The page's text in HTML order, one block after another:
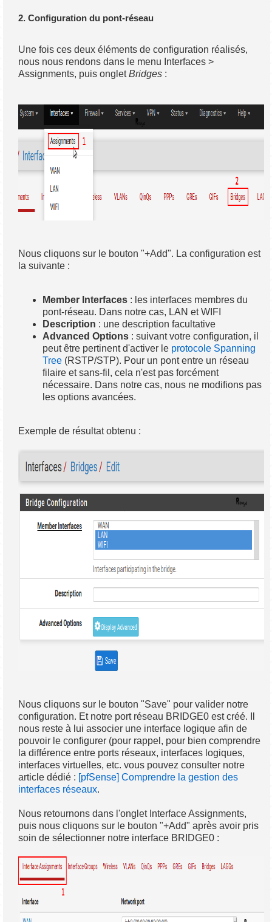
2. Configuration du pont-réseau
Une fois ces deux éléments de configuration réalisés,
nous nous rendons dans le menu Interfaces >
Assignments, puis ongletBridges :
Nous cliquons sur le bouton "+Add". La configuration est
la suivante :
Member Interfaces : les interfaces membres du
pont-réseau. Dans notre cas, LAN et WIFI
Description : une description facultative
Advanced Options : suivant votre configuration, il
peut être pertinent d'activer le protocole Spanning
Tree (RSTP/STP). Pour un pont entre un réseau
filaire et sans-fil, cela n'est pas forcément
nécessaire. Dans notre cas, nous ne modifions pas
les options avancées.
Exemple de résultat obtenu :
Nous cliquons sur le bouton "Save" pour valider notre
configuration. Et notre port réseau BRIDGE0 est créé. Il
nous reste à lui associer une interface logique afin de
pouvoir le configurer (pour rappel, pour bien comprendre
la différence entre ports réseaux, interfaces logiques,
interfaces virtuelles, etc. vous pouvez consulter notre
article dédié : [pfSense] Comprendre la gestion des
interfaces réseaux.
Nous retournons dans l'onglet Interface Assignments,
puis nous cliquons sur le bouton "+Add" après avoir pris
soin de sélectionner notre interface BRIDGE0 :